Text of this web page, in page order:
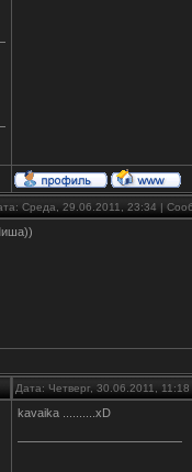
Среда, 29.06.2011, 23:34 |
Дата: Четверг, 30.06.2011,
kavaika ..........хD